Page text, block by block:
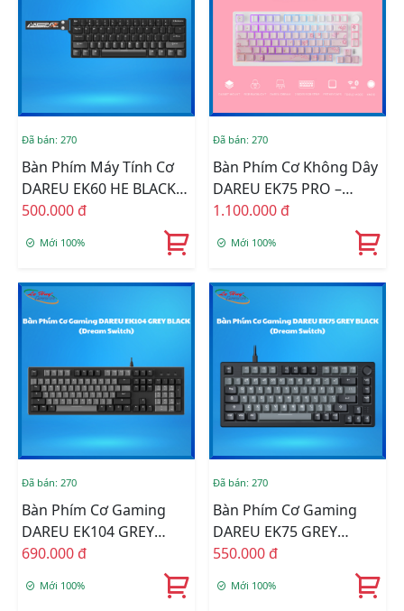
Đã bán: 270
Bàn Phím Máy Tính Cơ
DAREU EK60 HE BLACK
(Fire Magnetic Switch)
500.000 đ
Mới 100%
Đã bán: 270
Bàn Phím Cơ Không Dây
DAREU EK75 PRO –
Sakura Pink RGB (Dream
1.100.000 đ
Mới 100%
Đã bán: 270
Bàn Phím Cơ Gaming
DAREU EK104 GREY
BLACK (Dream Switch)
690.000 đ
Mới 100%
Đã bán: 270
Bàn Phím Cơ Gaming
DAREU EK75 GREY
BLACK (Dream Switch)
550.000 đ
Mới 100%